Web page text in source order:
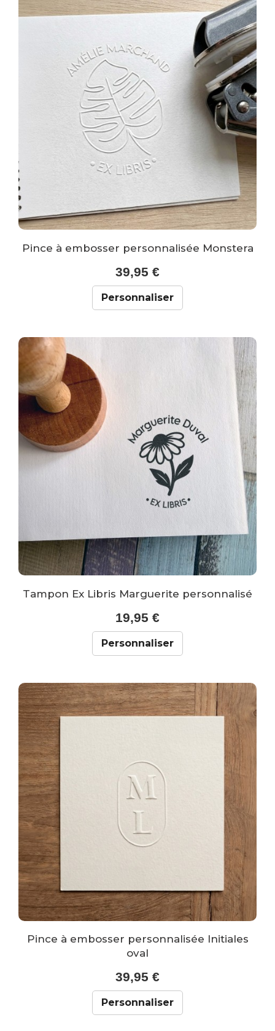
Pince à embosser personnalisée Monstera
39,95 €
Personnaliser
Tampon Ex Libris Marguerite personnalisé
19,95 €
Personnaliser
Pince à embosser personnalisée Initiales
oval
39,95 €
Personnaliser